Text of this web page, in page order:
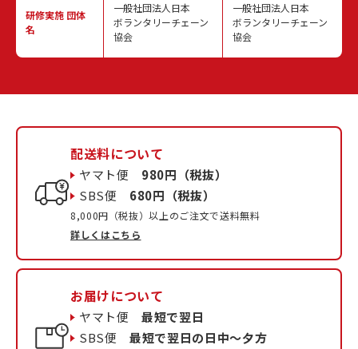
研修実施 団体
名
一般社団法人日本
ボランタリーチェーン
協会
一般社団法人日本
ボランタリーチェーン
協会
配送料について
ヤマト便 980円（税抜）
SBS便 680円（税抜）
8,000円（税抜）以上のご注文で送料無料
詳しくはこちら
お届けについて
ヤマト便最短で翌日
SBS便最短で翌日の日中〜夕方